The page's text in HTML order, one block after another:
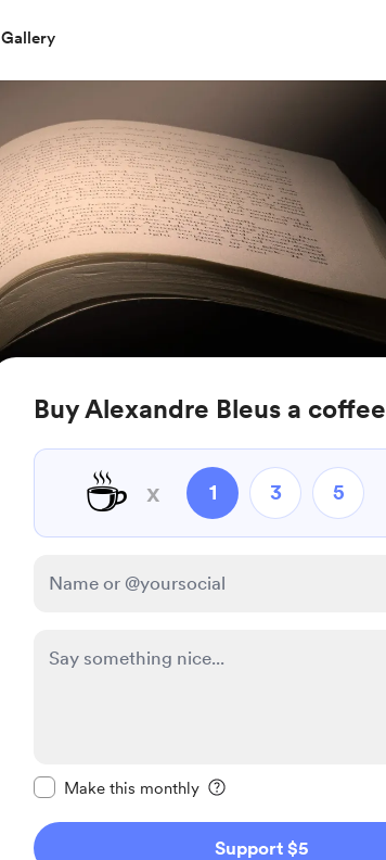
Gallery
Buy Alexandre Bleus a coffee
☕ x 1 3 5
Make this monthly
Support $5